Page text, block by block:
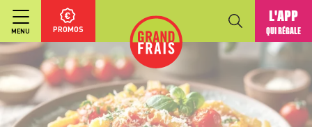
MENU PROMOS
L'APP
QUI RÉGALE